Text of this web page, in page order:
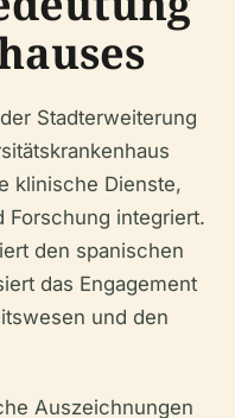
Stadterweiterung
klinische Dienste,
Forschung integriert.
den spanischen
das Engagement
und den
Auszeichnungen